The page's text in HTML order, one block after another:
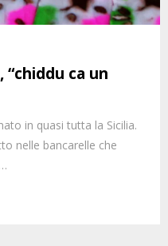
ca un
in quasi tutta la Sicilia.
nelle bancarelle che